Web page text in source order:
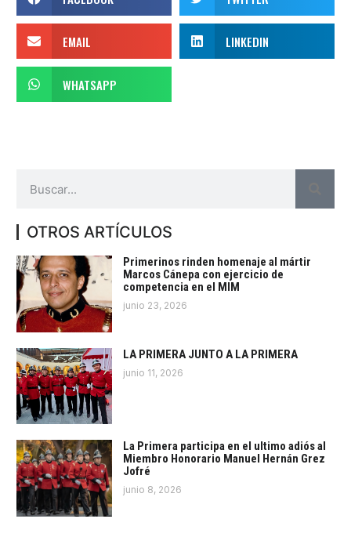
EMAIL LINKEDIN
WHATSAPP
OTROS ARTÍCULOS
Primerinos rinden homenaje al mártir
Marcos Cánepa con ejercicio de
competencia en el MIM
junio 23, 2026
LA PRIMERA JUNTO A LA PRIMERA
junio 11, 2026
La Primera participa en el ultimo adiós al
Miembro Honorario Manuel Hernán Grez
Jofré
junio 8, 2026